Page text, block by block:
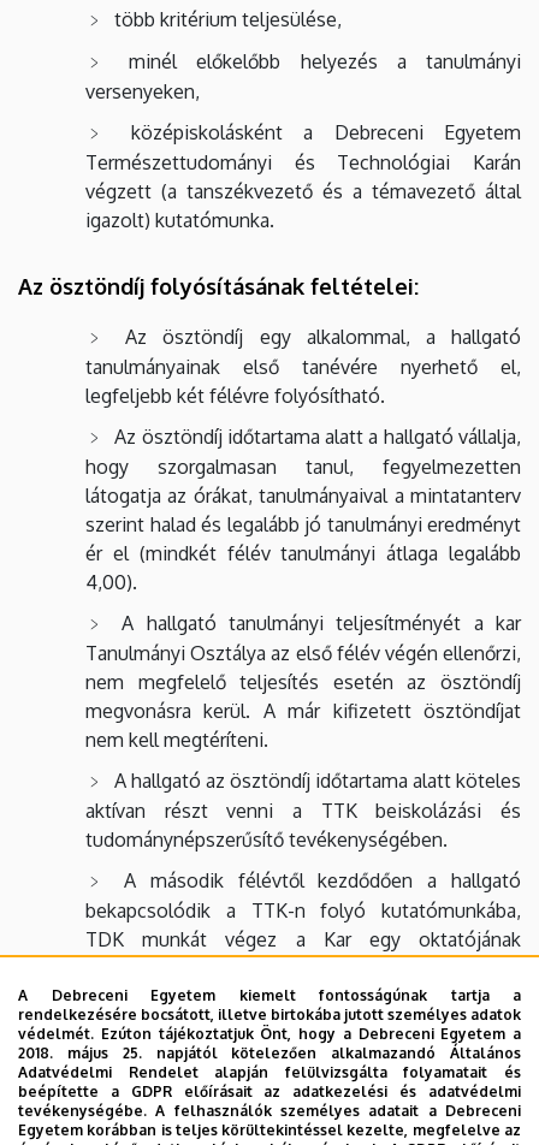
több kritérium teljesülése,
minél előkelőbb helyezés a tanulmányi
versenyeken,
középiskolásként a Debreceni Egyetem
Természettudományi és Technológiai Karán
végzett (a tanszékvezető és a témavezető által
igazolt) kutatómunka.
Az ösztöndíj folyósításának feltételei:
Az ösztöndíj egy alkalommal, a hallgató
tanulmányainak első tanévére nyerhető el,
legfeljebb két félévre folyósítható.
Az ösztöndíj időtartama alatt a hallgató vállalja,
hogy szorgalmasan tanul, fegyelmezetten
látogatja az órákat, tanulmányaival a mintatanterv
szerint halad és legalább jó tanulmányi eredményt
ér el (mindkét félév tanulmányi átlaga legalább
4,00).
A hallgató tanulmányi teljesítményét a kar
Tanulmányi Osztálya az első félév végén ellenőrzi,
nem megfelelő teljesítés esetén az ösztöndíj
megvonásra kerül. A már kifizetett ösztöndíjat
nem kell megtéríteni.
A hallgató az ösztöndíj időtartama alatt köteles
aktívan részt venni a TTK beiskolázási és
tudománynépszerűsítő tevékenységében.
A második félévtől kezdődően a hallgató
bekapcsolódik a TTK-n folyó kutatómunkába,
TDK munkát végez a Kar egy oktatójának
A hallgató mindkét félév végén írásos
beszámolót készít tanulmányai előre haladásáról
és egyéb tevékenységeiről
Az ösztöndíjra pályázni a beiratkozást követően lehet. A
A Debreceni Egyetem kiemelt fontosságúnak tartja a
rendelkezésére bocsátott, illetve birtokába jutott személyes adatok
védelmét. Ezúton tájékoztatjuk Önt, hogy a Debreceni Egyetem a
2018. május 25. napjától kötelezően alkalmazandó Általános
Adatvédelmi Rendelet alapján felülvizsgálta folyamatait és
beépítette a GDPR előírásait az adatkezelési és adatvédelmi
tevékenységébe. A felhasználók személyes adatait a Debreceni
Egyetem korábban is teljes körültekintéssel kezelte, megfelelve az